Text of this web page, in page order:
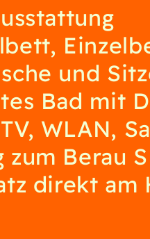
und
Bad mit
WLAN,
zum Berau
direkt am